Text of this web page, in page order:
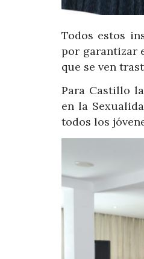
Todos estos
por garantizar
que se ven
Para Castillo
en la
todos los